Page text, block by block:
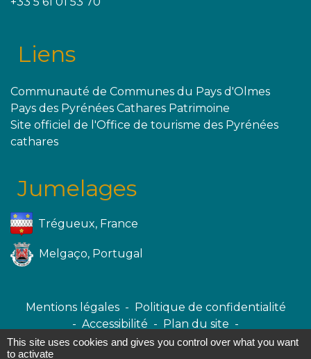
Liens
Communauté de Communes du Pays d'Olmes
Pays des Pyrénées Cathares Patrimoine
Site officiel de l'Office de tourisme des Pyrénées
cathares
Jumelages
Trégueux, France
Melgaço, Portugal
Mentions légales - Politique de confidentialité
- Accessibilité - Plan du site -
Gestion des cookies
This site uses cookies and gives you control over what you want
to activate